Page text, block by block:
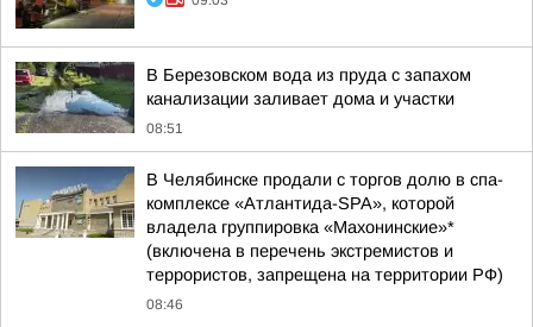
В Березовском вода из пруда с запахом
канализации заливает дома и участки
08:51
В Челябинске продали с торгов долю в спа-
комплексе «Атлантида-SPA», которой
владела группировка «Махонинские»*
(включена в перечень экстремистов и
террористов, запрещена на территории РФ)
08:46